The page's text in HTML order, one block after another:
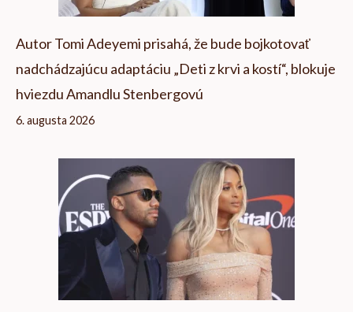
Autor Tomi Adeyemi prisahá, že bude bojkotovať
nadchádzajúcu adaptáciu „Deti z krvi a kostí“, blokuje
hviezdu Amandlu Stenbergovú
6. augusta 2026